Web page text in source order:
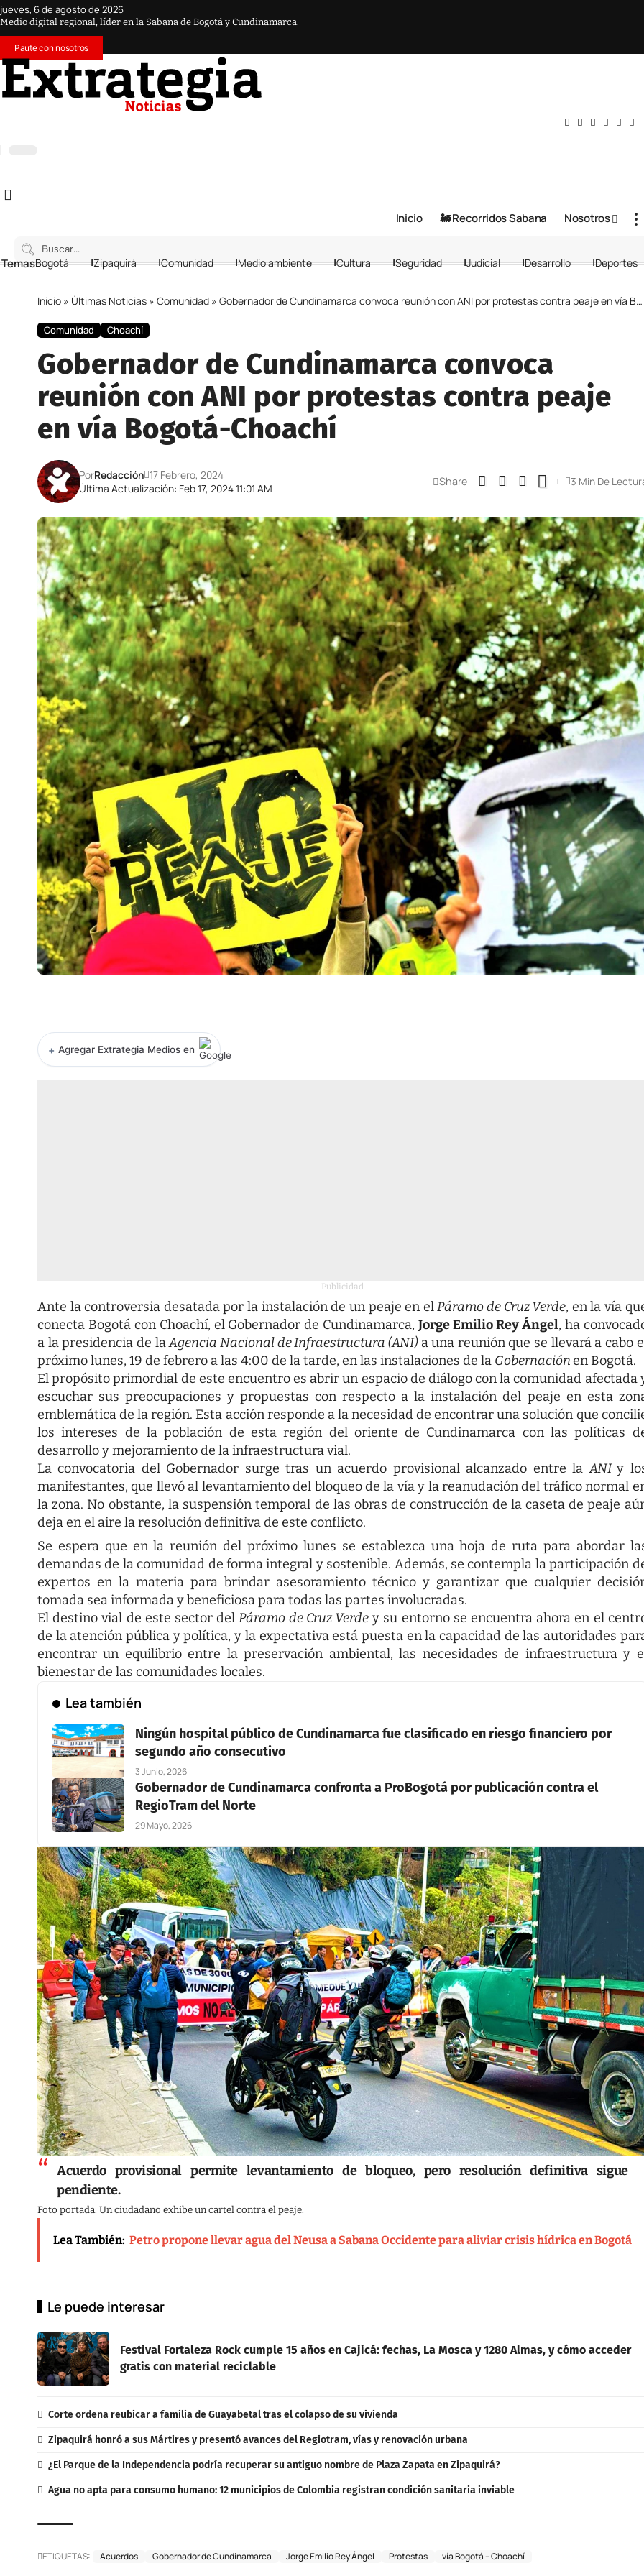
jueves, 6 de agosto de 2026
Medio digital regional, líder en la Sabana de Bogotá y Cundinamarca.
Paute con nosotros
Inicio 🚂 Recorridos Sabana Nosotros
Bogotá Zipaquirá Comunidad Medio ambiente Cultura Seguridad Judicial Desarrollo Deportes
Inicio » Últimas Noticias » Comunidad » Gobernador de Cundinamarca convoca reunión con ANI por protestas contra peaje en vía Bogotá-Choachí
Comunidad Choachí
Gobernador de Cundinamarca convoca
reunión con ANI por protestas contra peaje
en vía Bogotá-Choachí
Última Actualización: Feb 17, 2024 11:01 AM
PorRedacción 17 Febrero, 2024 Share 3 Min De
+ Agregar Extrategia Medios en
- Publicidad -
Ante la controversia desatada por la instalación de un peaje en elPáramo de Cruz Verde, en la vía
conecta Bogotá con Choachí, el Gobernador de Cundinamarca,Jorge Emilio Rey Ángel, ha
a la presidencia de laAgencia Nacional de Infraestructura (ANI)a una reunión que se llevará a cabo
próximo lunes, 19 de febrero a las 4:00 de la tarde, en las instalaciones de la Gobernaciónen Bogotá.
El propósito primordial de este encuentro es abrir un espacio de diálogo con la comunidad afectada
escuchar sus preocupaciones y propuestas con respecto a la instalación del peaje en esta
emblemática de la región. Esta acción responde a la necesidad de encontrar una solución que
los intereses de la población de esta región del oriente de Cundinamarca con las políticas
desarrollo y mejoramiento de la infraestructura vial.
La convocatoria del Gobernador surge tras un acuerdo provisional alcanzado entre laANIy
manifestantes, que llevó al levantamiento del bloqueo de la vía y la reanudación del tráfico normal
la zona. No obstante, la suspensión temporal de las obras de construcción de la caseta de peaje
deja en el aire la resolución definitiva de este conflicto.
Se espera que en la reunión del próximo lunes se establezca una hoja de ruta para abordar
demandas de la comunidad de forma integral y sostenible. Además, se contempla la participación
expertos en la materia para brindar asesoramiento técnico y garantizar que cualquier
tomada sea informada y beneficiosa para todas las partes involucradas.
El destino vial de este sector delPáramo de Cruz Verdey su entorno se encuentra ahora en el
de la atención pública y política, y la expectativa está puesta en la capacidad de las autoridades
encontrar un equilibrio entre la preservación ambiental, las necesidades de infraestructura y
bienestar de las comunidades locales.
Lea también
Ningún hospital público de Cundinamarca fue clasificado en riesgo financiero por
segundo año consecutivo
3 Junio, 2026
Gobernador de Cundinamarca confronta a ProBogotá por publicación contra el
RegioTram del Norte
29 Mayo, 2026
Acuerdo provisional permite levantamiento de bloqueo, pero resolución definitiva sigue
pendiente.
Foto portada: Un ciudadano exhibe un cartel contra el peaje.
Lea También: Petro propone llevar agua del Neusa a Sabana Occidente para aliviar crisis hídrica en Bogotá
Le puede interesar
Festival Fortaleza Rock cumple 15 años en Cajicá: fechas, La Mosca y 1280 Almas, y cómo acceder
gratis con material reciclable
Corte ordena reubicar a familia de Guayabetal tras el colapso de su vivienda
Zipaquirá honró a sus Mártires y presentó avances del Regiotram, vías y renovación urbana
¿El Parque de la Independencia podría recuperar su antiguo nombre de Plaza Zapata en Zipaquirá?
Agua no apta para consumo humano: 12 municipios de Colombia registran condición sanitaria inviable
ETIQUETAS: Acuerdos Gobernador de Cundinamarca Jorge Emilio Rey Ángel Protestas vía Bogotá – Choachí